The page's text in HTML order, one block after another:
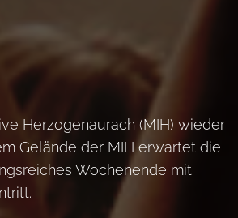
Herzogenaurach (MIH) wieder
Gelände der MIH erwartet die
Wochenende mit